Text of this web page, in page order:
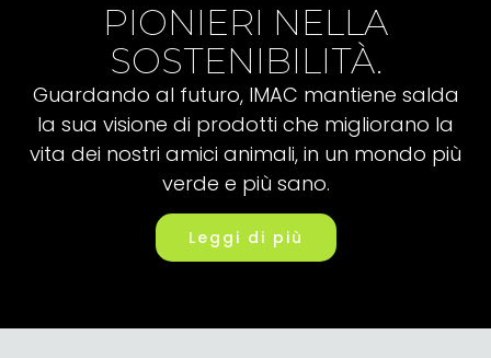
PIONIERI NELLA
SOSTENIBILITÀ.
Guardando al futuro, IMAC mantiene salda
la sua visione di prodotti che migliorano la
vita dei nostri amici animali, in un mondo più
verde e più sano.
Leggi di più